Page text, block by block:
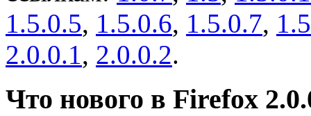
1.5.0.5, 1.5.0.6, 1.5.0.7,
2.0.0.1, 2.0.0.2.
Что нового в Firefox